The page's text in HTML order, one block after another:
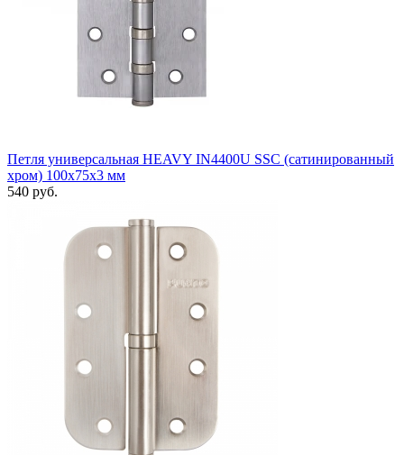
Петля универсальная HEAVY IN4400U SSC (сатинированный
хром) 100х75х3 мм
540 руб.